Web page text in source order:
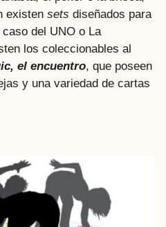
existen sets diseñados para
del UNO o La
los coleccionables al
el encuentro, que poseen
y una variedad de cartas